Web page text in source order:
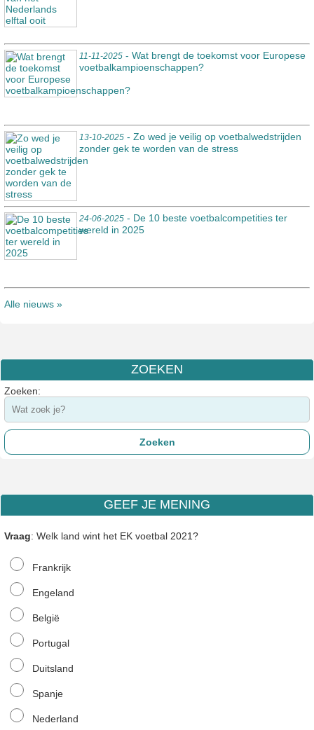
11-11-2025 - Wat brengt de toekomst voor Europese
voetbalkampioenschappen?
13-10-2025 - Zo wed je veilig op voetbalwedstrijden
zonder gek te worden van de stress
24-06-2025 - De 10 beste voetbalcompetities ter
wereld in 2025
Alle nieuws »
ZOEKEN
Zoeken:
GEEF JE MENING
Vraag: Welk land wint het EK voetbal 2021?
Frankrijk
Engeland
België
Portugal
Duitsland
Spanje
Nederland